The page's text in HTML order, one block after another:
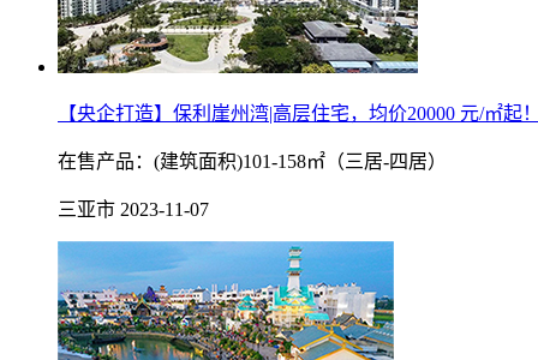
【央企打造】保利崖州湾|高层住宅，均价20000 元/㎡起
在售产品：(建筑面积)101-158㎡（三居-四居）
三亚市 2023-11-07